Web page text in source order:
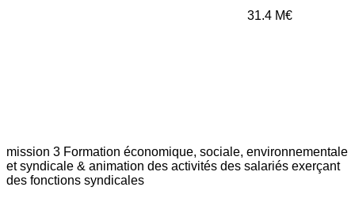
31.4 M€
mission 3 Formation économique, sociale, environnementale
et syndicale & animation des activités des salariés exerçant
des fonctions syndicales